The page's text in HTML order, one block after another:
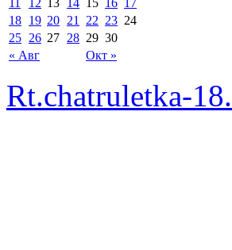
« Авг Окт »
18 19 20 21 22 23 24
25 26 27 28 29 30
Rt.chatruletka-